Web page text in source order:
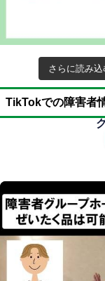
さらに読み込
TikTokでの障害者